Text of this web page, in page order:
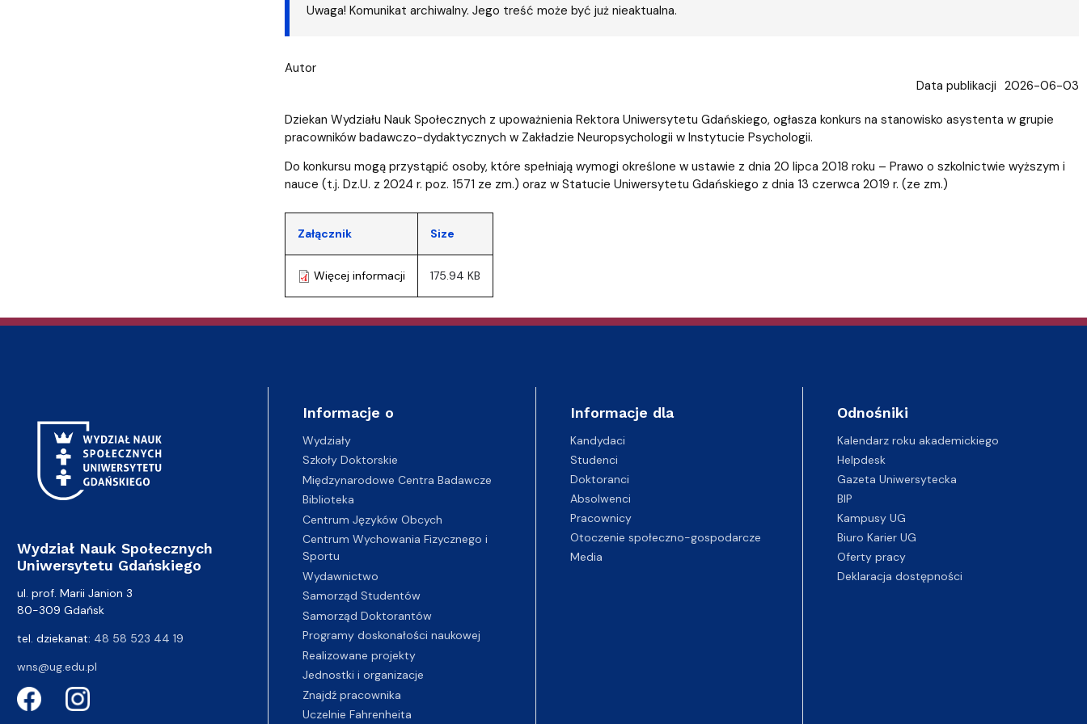
Uwaga! Komunikat archiwalny. Jego treść może być już nieaktualna.
Autor
Data publikacji 2026-06-03
Dziekan Wydziału Nauk Społecznych z upoważnienia Rektora Uniwersytetu Gdańskiego, ogłasza konkurs na stanowisko asystenta w grupie
pracowników badawczo-dydaktycznych w Zakładzie Neuropsychologii w Instytucie Psychologii.
Do konkursu mogą przystąpić osoby, które spełniają wymogi określone w ustawie z dnia 20 lipca 2018 roku – Prawo o szkolnictwie wyższym i
nauce (t.j. Dz.U. z 2024 r. poz. 1571 ze zm.) oraz w Statucie Uniwersytetu Gdańskiego z dnia 13 czerwca 2019 r. (ze zm.)
Załącznik Size
Więcej informacji 175.94 KB
Wydział Nauk Społecznych
Uniwersytetu Gdańskiego
ul. prof. Marii Janion 3
80-309 Gdańsk
tel. dziekanat: 48 58 523 44 19
wns@ug.edu.pl
Informacje o
Wydziały
Szkoły Doktorskie
Międzynarodowe Centra Badawcze
Biblioteka
Centrum Języków Obcych
Centrum Wychowania Fizycznego i
Sportu
Wydawnictwo
Samorząd Studentów
Samorząd Doktorantów
Programy doskonałości naukowej
Realizowane projekty
Jednostki i organizacje
Znajdź pracownika
Uczelnie Fahrenheita
Informacje dla
Kandydaci
Studenci
Doktoranci
Absolwenci
Pracownicy
Otoczenie społeczno-gospodarcze
Media
Odnośniki
Kalendarz roku akademickiego
Helpdesk
Gazeta Uniwersytecka
BIP
Kampusy UG
Biuro Karier UG
Oferty pracy
Deklaracja dostępności